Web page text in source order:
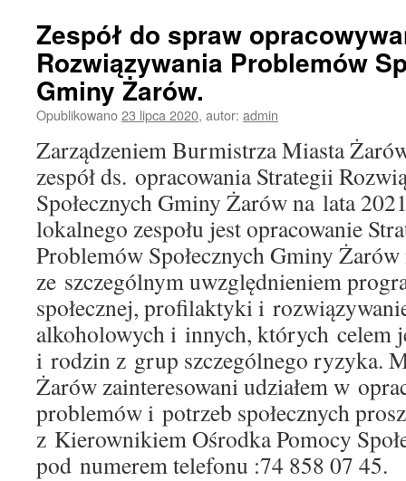
Zespół do spraw
Rozwiązywania Problemów
Gminy Żarów.
Opublikowano23 lipca 2020, autor: admin
Zarządzeniem Burmistrza Miasta
zespół ds. opracowania Strategii
Społecznych Gminy Żarów na lata
lokalnego zespołu jest opracowanie
Problemów Społecznych Gminy
ze szczególnym uwzględnieniem
społecznej, profilaktyki i
alkoholowych i innych, których celem
i rodzin z grup szczególnego ryzyka.
Żarów zainteresowani udziałem w
problemów i potrzeb społecznych
z Kierownikiem Ośrodka Pomocy
pod numerem telefonu :74 858 07 45.